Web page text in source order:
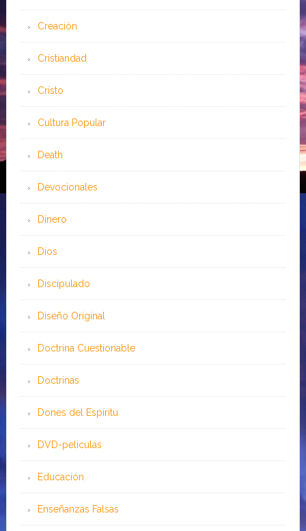
Creación
Cristiandad
Cristo
Cultura Popular
Death
Devocionales
Dinero
Dios
Discipulado
Diseño Original
Doctrina Cuestionable
Doctrinas
Dones del Espíritu
DVD-peliculas
Educación
Enseñanzas Falsas